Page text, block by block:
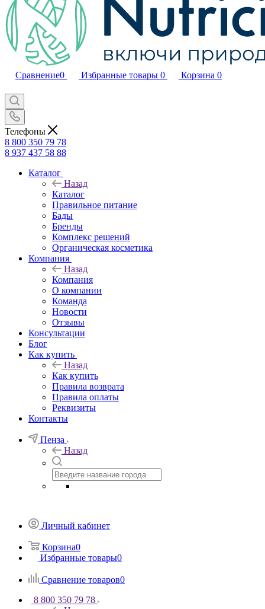
Сравнение0 Избранные товары 0 Корзина 0
Телефоны
8 800 350 79 78
8 937 437 58 88
Каталог
Назад
Каталог
Правильное питание
Бады
Бренды
Комплекс решений
Органическая косметика
Компания
Назад
Компания
О компании
Команда
Новости
Отзывы
Консультации
Блог
Как купить
Назад
Как купить
Правила возврата
Правила оплаты
Реквизиты
Контакты
Пенза
Назад
Личный кабинет
Корзина0
Избранные товары0
Сравнение товаров0
8 800 350 79 78